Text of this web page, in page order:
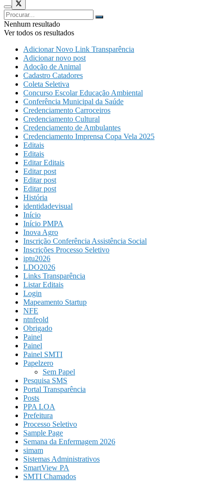
Nenhum resultado
Ver todos os resultados
Adicionar Novo Link Transparência
Adicionar novo post
Adoção de Animal
Cadastro Catadores
Coleta Seletiva
Concurso Escolar Educação Ambiental
Conferência Municipal da Saúde
Credenciamento Carroceiros
Credenciamento Cultural
Credenciamento de Ambulantes
Credenciamento Imprensa Copa Vela 2025
Editais
Editais
Editar Editais
Editar post
Editar post
Editar post
História
identidadevisual
Início
Início PMPA
Inova Agro
Inscrição Conferência Assistência Social
Inscrições Processo Seletivo
iptu2026
LDO2026
Links Transparência
Listar Editais
Login
Mapeamento Startup
NFE
ntnfeold
Obrigado
Painel
Painel
Painel SMTI
Papelzero
Sem Papel
Pesquisa SMS
Portal Transparência
Posts
PPA LOA
Prefeitura
Processo Seletivo
Sample Page
Semana da Enfermagem 2026
simam
Sistemas Administrativos
SmartView PA
SMTI Chamados